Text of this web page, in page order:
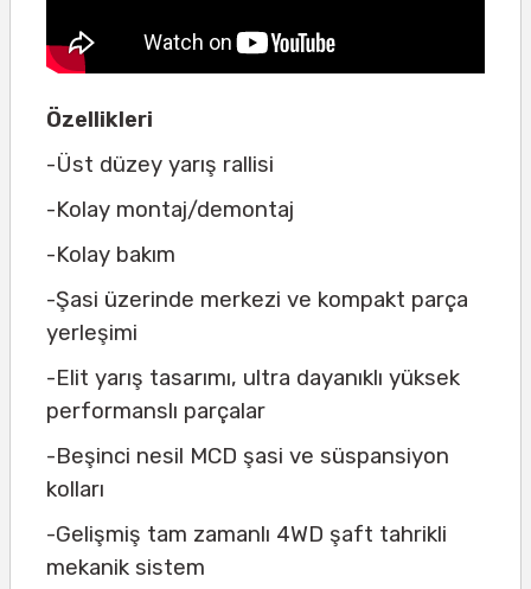
Özellikleri
-Üst düzey yarış rallisi
-Kolay montaj/demontaj
-Kolay bakım
-Şasi üzerinde merkezi ve kompakt parça
yerleşimi
-Elit yarış tasarımı, ultra dayanıklı yüksek
performanslı parçalar
-Beşinci nesil MCD şasi ve süspansiyon
kolları
-Gelişmiş tam zamanlı 4WD şaft tahrikli
mekanik sistem